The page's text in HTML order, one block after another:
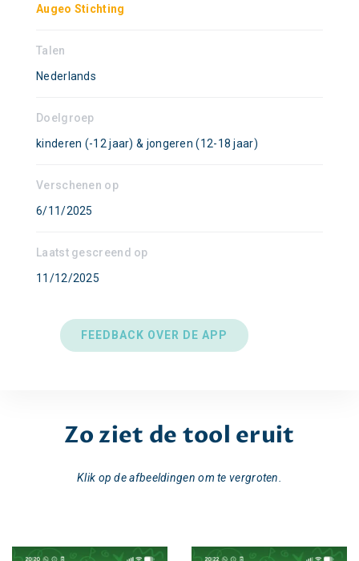
Augeo Stichting
Talen
Nederlands
Doelgroep
kinderen (-12 jaar) & jongeren (12-18 jaar)
Verschenen op
6/11/2025
Laatst gescreend op
11/12/2025
FEEDBACK OVER DE APP
Zo ziet de tool eruit
Klik op de afbeeldingen om te vergroten.